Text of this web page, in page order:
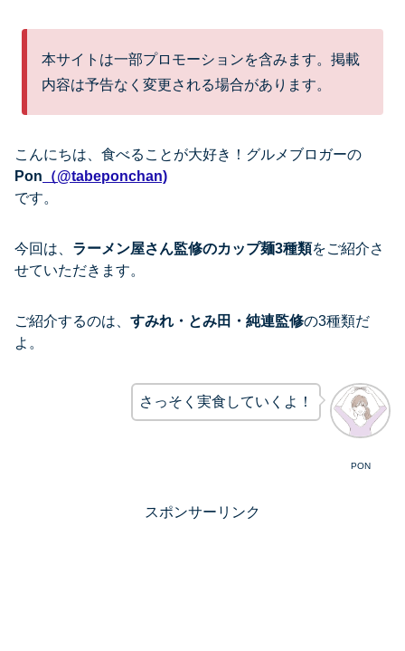
本サイトは一部プロモーションを含みます。掲載
内容は予告なく変更される場合があります。
こんにちは、 食べることが大好き！グルメブロガーの
Pon （@tabeponchan)
です。
今回は、 ラーメン屋さん監修のカップ麺3種類をご紹介さ
せていただきます。
ご紹介するのは、 すみれ・とみ田・純連監修の3種類だ
よ。
PON
さっそく実食していくよ！
スポンサーリンク